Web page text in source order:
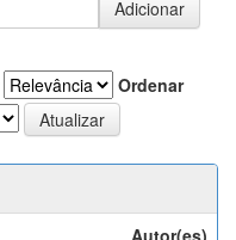
Ordenar
Autor(es)